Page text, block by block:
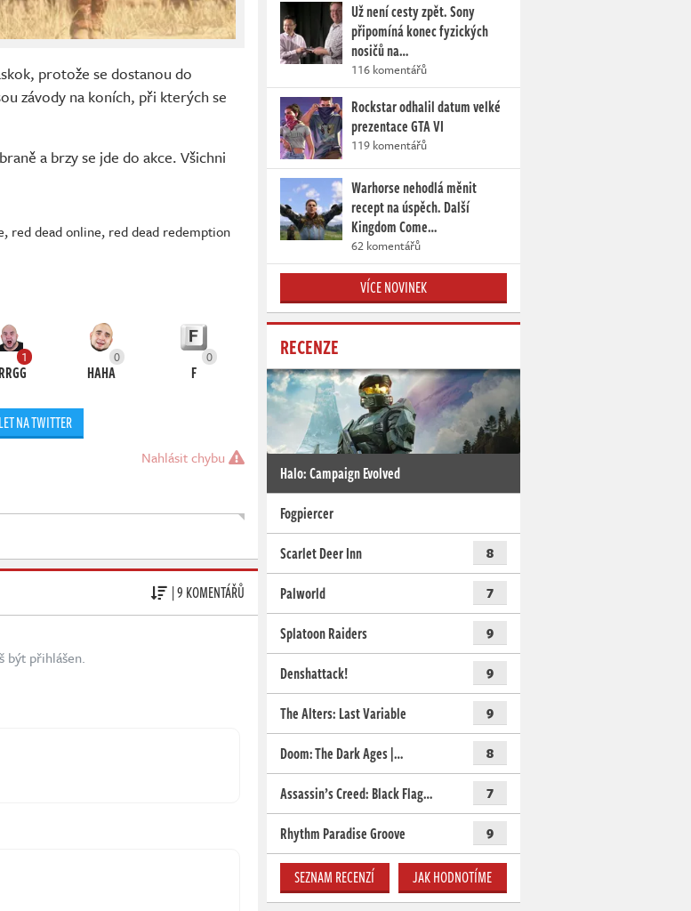
protože se dostanou do
závody na koních, při kterých se
a brzy se jde do akce. Všichni
, red dead online, red dead redemption
1 0
HAHA
0
F
NA TWITTER
Nahlásit chybu
| 9 KOMENTÁŘŮ
být přihlášen.
Už není cesty zpět. Sony
připomíná konec fyzických
nosičů na…
116 komentářů
Rockstar odhalil datum velké
prezentace GTA VI
119 komentářů
Warhorse nehodlá měnit
recept na úspěch. Další
Kingdom Come…
62 komentářů
VÍCE NOVINEK
RECENZE
Halo: Campaign Evolved
Fogpiercer
Scarlet Deer Inn
8
Palworld 7
Splatoon Raiders 9
Denshattack! 9
The Alters: Last Variable 9
Doom: The Dark Ages |… 8
Assassin’s Creed: Black Flag… 7
Rhythm Paradise Groove 9
SEZNAM RECENZÍ JAK HODNOTÍME